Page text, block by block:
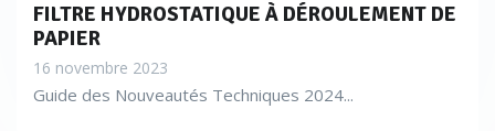
FILTRE HYDROSTATIQUE À DÉROULEMENT DE
PAPIER
16 novembre 2023
Guide des Nouveautés Techniques 2024...